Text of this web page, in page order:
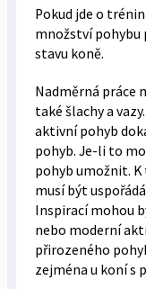
Pokud jde o
množství pohybu
stavu koně.
Nadměrná práce
také šlachy a
aktivní pohyb
pohyb. Je-li to
pohyb umožnit.
musí být
Inspirací mohou
nebo moderní
přirozeného
zejména u koní s